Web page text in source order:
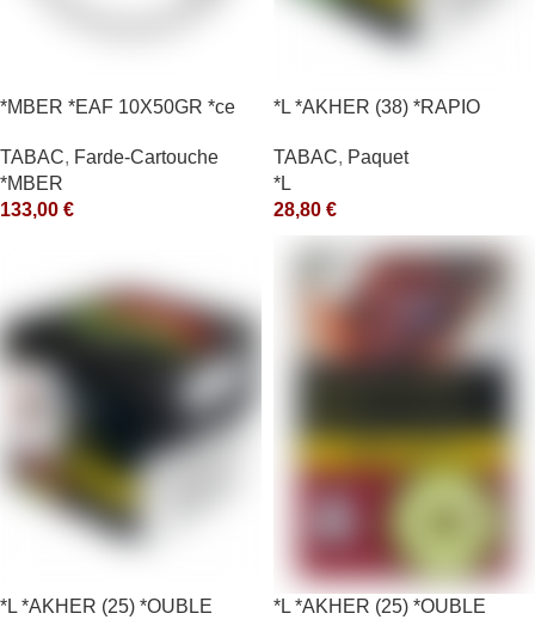
*MBER *EAF 10X50GR *ce
TABAC, Farde-Cartouche
*MBER
133,00 €
*L *AKHER (38) *RAPIO
TABAC, Paquet
*L
28,80 €
*L *AKHER (25) *OUBLE
*L *AKHER (25) *OUBLE